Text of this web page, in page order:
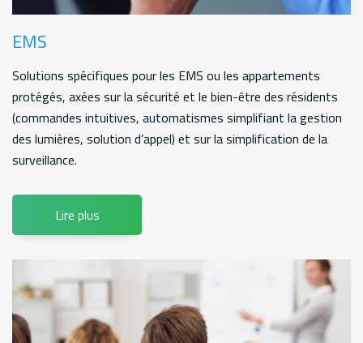
EMS
Solutions spécifiques pour les EMS ou les appartements
protégés, axées sur la sécurité et le bien-être des résidents
(commandes intuitives, automatismes simplifiant la gestion
des lumières, solution d’appel) et sur la simplification de la
surveillance.
Lire plus